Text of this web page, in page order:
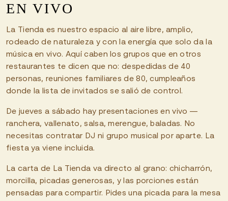
EN VIVO
La Tienda es nuestro espacio al aire libre, amplio,
rodeado de naturaleza y con la energía que solo da la
música en vivo. Aquí caben los grupos que en otros
restaurantes te dicen que no: despedidas de 40
personas, reuniones familiares de 80, cumpleaños
donde la lista de invitados se salió de control.
De jueves a sábado hay presentaciones en vivo —
ranchera, vallenato, salsa, merengue, baladas. No
necesitas contratar DJ ni grupo musical por aparte. La
fiesta ya viene incluida.
La carta de La Tienda va directo al grano: chicharrón,
morcilla, picadas generosas, y las porciones están
pensadas para compartir. Pides una picada para la mesa